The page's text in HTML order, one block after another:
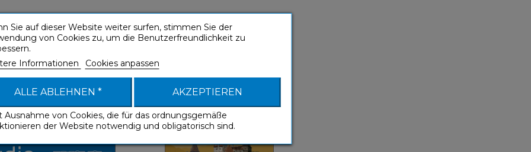
(mp3 download)
Sprachführer
Sprachführer
Sie auf dieser Website weiter surfen, stimmen Sie der
von Cookies zu, um die Benutzerfreundlichkeit zu
Informationen
Cookies anpassen
ALLE ABLEHNEN * AKZEPTIEREN
Ausnahme von Cookies, die für das ordnungsgemäße
der Website notwendig und obligatorisch sind.